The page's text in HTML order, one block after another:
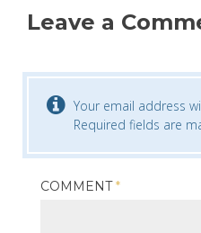
Leave a
Your email address
Required fields are
COMMENT*